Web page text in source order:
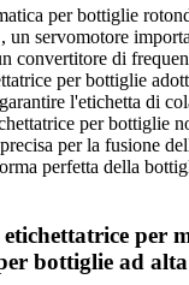
per bottiglie
un servomotore
convertitore di
per bottiglie
l'etichetta di
per bottiglie
per la fusione
perfetta della
per
bottiglie ad